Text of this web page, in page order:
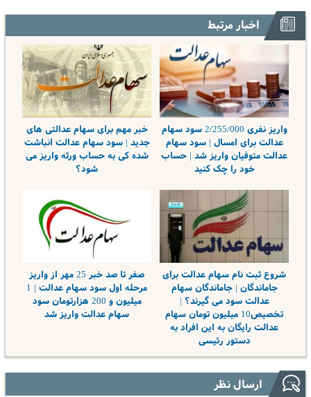
اخبار مرتبط
واریز نفری 2/255/000 سود سهام
عدالت برای امسال | سود سهام
عدالت متوفیان واریز شد | حساب
خود را چک کنید
خبر مهم برای سهام عدالتی های
جدید | سود سهام عدالت انباشت
شده کی به حساب ورثه واریز می
شود؟
شروع ثبت نام سهام عدالت برای
جاماندگان | جاماندگان سهام
عدالت سود می گیرند؟ |
تخصیص10 میلیون تومان سهام
عدالت رایگان به این افراد به
دستور رئیسی
صفر تا صد خبر 25 مهر از واریز
مرحله اول سود سهام عدالت | 1
میلیون و 200 هزارتومان سود
سهام عدالت واریز شد
ارسال نظر